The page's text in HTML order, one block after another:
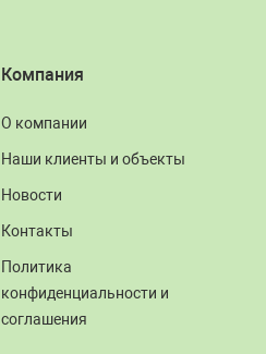
Компания
О компании
Наши клиенты и объекты
Новости
Контакты
Политика
конфиденциальности и
соглашения